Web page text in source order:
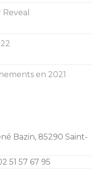
en 2021
Bazin, 85290 Saint-
51 57 67 95